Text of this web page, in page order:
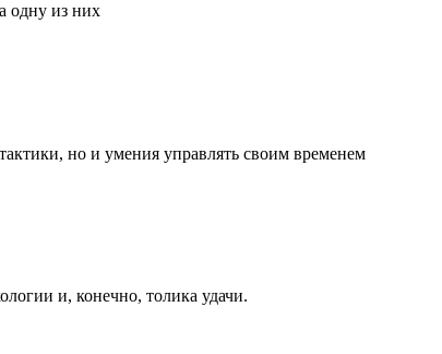
одну из них
но и умения управлять своим временем
и, конечно, толика удачи.